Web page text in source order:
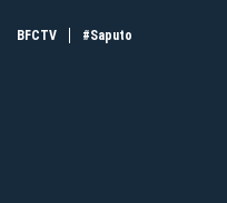
BFCTV #Saputo